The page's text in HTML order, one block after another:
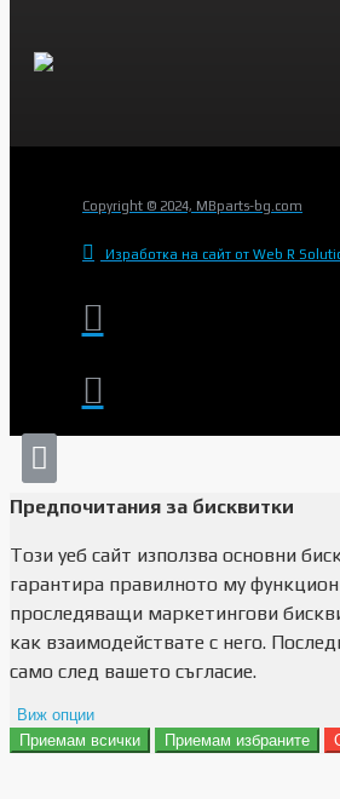
Copyright © 2024, MBparts-bg.com
Изработка на сайт от Web R
Предпочитания за бисквитки
Този уеб сайт използва основни
гарантира правилното му
проследяващи маркетингови
как взаимодействате с него.
само след вашето съгласие.
Виж опции
Препочитания за реклами
Приемам всички Приемам избраните